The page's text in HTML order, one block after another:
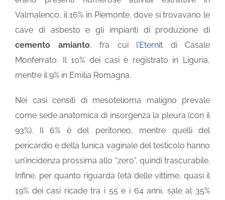
Valmalenco, il 16% in Piemonte, dove si trovavano le
cave di asbesto e gli impianti di produzione di
cemento amianto, fra cui l’Eternit di Casale
Monferrato. Il 10% dei casi è registrato in Liguria,
mentre il 9% in Emilia Romagna.
Nei casi censiti di mesotelioma maligno prevale
come sede anatomica di insorgenza la pleura (con il
93%). Il 6% è del peritoneo, mentre quelli del
pericardio e della tunica vaginale del testicolo hanno
un’incidenza prossima allo “zero”, quindi trascurabile.
Infine, per quanto riguarda l’età delle vittime, quasi il
19% dei casi ricade tra i 55 e i 64 anni, sale al 35%